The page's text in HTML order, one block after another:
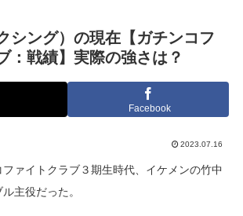
シング）の現在【ガチンコフ
：戦績】実際の強さは？
Facebook
2023.07.16
ァイトクラブ３期生時代、イケメンの竹中
主役だった。